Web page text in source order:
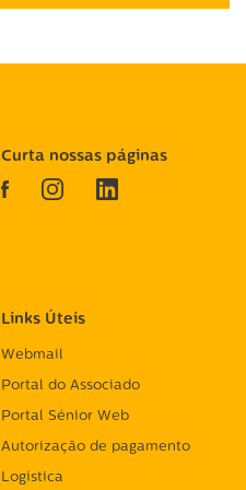
Links Úteis
Webmail
Portal do Associado
Portal Sénior Web
Autorização de pagamento
Logística
Curta nossas páginas